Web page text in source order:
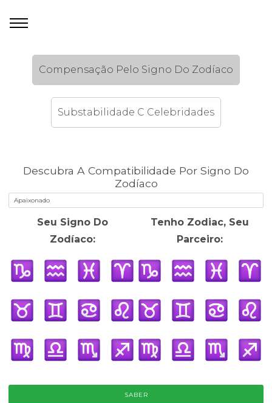
Compensação Pelo Signo Do Zodíaco
Substabilidade C Celebridades
Descubra A Compatibilidade Por Signo Do
Zodíaco
Seu Signo Do
Zodíaco:
Tenho Zodiac, Seu
Parceiro:
SABER